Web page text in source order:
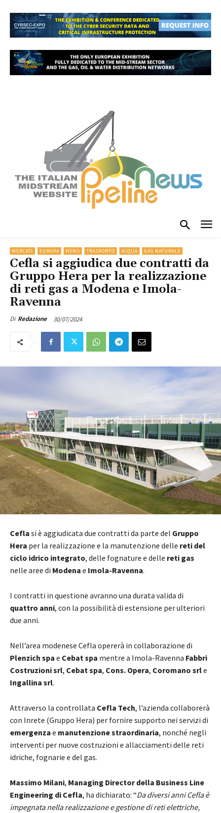
MERCATI EUROPA NEWS TRASPORTO ACQUA GAS NATURALE
Cefla si aggiudica due contratti da
Gruppo Hera per la realizzazione
di reti gas a Modena e Imola-
Ravenna
Di Redazione 30/07/2024
Cefla si è aggiudicata due contratti da parte del Gruppo
Hera per la realizzazione e la manutenzione delle reti del
ciclo idrico integrato, delle fognature e delle reti gas
nelle aree di Modena e Imola-Ravenna.
I contratti in questione avranno una durata valida di
quattro anni, con la possibilità di estensione per ulteriori
due anni.
Nell’area modenese Cefla opererà in collaborazione di
Plenzich spa e Cebat spa mentre a Imola-Ravenna Fabbri
Costruzioni srl, Cebat spa, Cons. Opera, Coromano srle
Ingallina srl.
Attraverso la controllata Cefla Tech, l’azienda collaborerà
con Inrete (Gruppo Hera) per fornire supporto nei servizi di
emergenza e manutenzione straordinaria, nonché negli
interventi per nuove costruzioni e allacciamenti delle reti
idriche, fognarie e del gas.
Massimo Milani, Managing Director della Business Line
Engineering di Cefla, ha dichiarato: “Da diversi anni Cefla è
impegnata nella realizzazione e gestione di reti elettriche,